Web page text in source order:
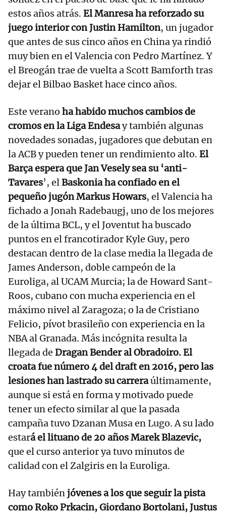
estos años atrás. El Manresa ha reforzado su
juego interior con Justin Hamilton, un jugador
que antes de sus cinco años en China ya rindió
muy bien en el Valencia con Pedro Martínez. Y
el Breogán trae de vuelta a Scott Bamforth tras
dejar el Bilbao Basket hace cinco años.
Este verano ha habido muchos cambios de
cromos en la Liga Endesay también algunas
novedades sonadas, jugadores que debutan en
la ACB y pueden tener un rendimiento alto. El
Barça espera que Jan Vesely sea su ‘anti-
Tavares’, elBaskonia ha confiado en el
pequeño jugón Markus Howars, el Valencia ha
fichado a Jonah Radebaugj, uno de los mejores
de la última BCL, y el Joventut ha buscado
puntos en el francotirador Kyle Guy, pero
destacan dentro de la clase media la llegada de
James Anderson, doble campeón de la
Euroliga, al UCAM Murcia; la de Howard Sant-
Roos, cubano con mucha experiencia en el
máximo nivel al Zaragoza; o la de Cristiano
Felicio, pívot brasileño con experiencia en la
NBA al Granada. Más incógnita resulta la
llegada de Dragan Bender al Obradoiro. El
croata fue número 4 del draft en 2016, pero las
lesiones han lastrado su carreraúltimamente,
aunque si está en forma y motivado puede
tener un efecto similar al que la pasada
campaña tuvo Dzanan Musa en Lugo. A su lado
estará el lituano de 20 años Marek Blazevic,
que el curso anterior ya tuvo minutos de
calidad con el Zalgiris en la Euroliga.
Hay tambiénjóvenes a los que seguir la pista
como Roko Prkacin, Giordano Bortolani, Justus